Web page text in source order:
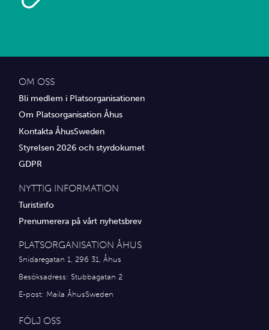
OM OSS
Bli medlem i Platsorganisationen
Om Platsorganisation Åhus
Kontakta ÅhusSweden
Styrelsen 2026 och styrdokumet
GDPR
NYTTIG INFORMATION
Turistinfo
Prenumerera på vårt nyhetsbrev
PLATSORGANISATION ÅHUS
Snidaregatan 1, 296 31, Åhus
Besöksadress: Stubbagatan 2
E-post: Maila ÅhusSweden
FÖLJ OSS